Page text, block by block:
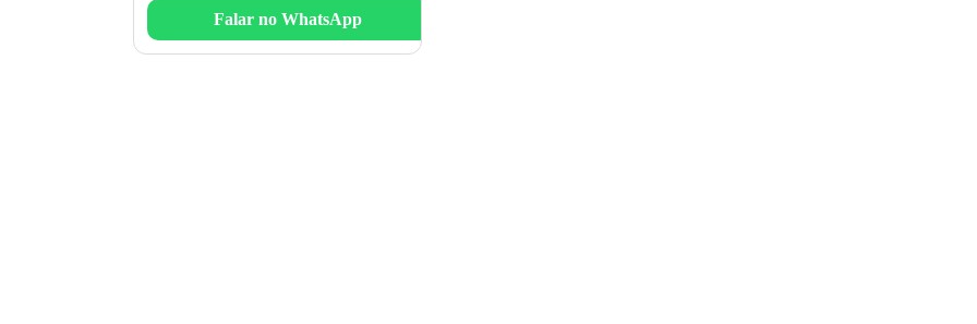
Falar no WhatsApp